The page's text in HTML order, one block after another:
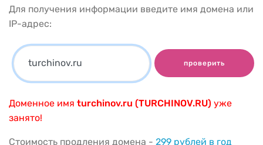
Для получения информации введите имя домена или
IP-адрес:
проверить
Доменное имя turchinov.ru (TURCHINOV.RU) уже
занято!
Стоимость продления домена - 299 рублей в год